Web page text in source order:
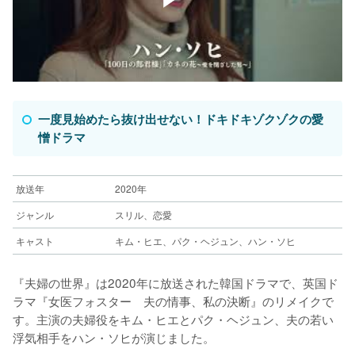
一度見始めたら抜け出せない！ドキドキゾクゾクの愛
憎ドラマ
放送年
2020年
ジャンル
スリル、恋愛
キャスト
キム・ヒエ、パク・ヘジュン、ハン・ソヒ
『夫婦の世界』は2020年に放送された韓国ドラマで、英国ド
ラマ『女医フォスター　夫の情事、私の決断』のリメイクで
す。主演の夫婦役をキム・ヒエとパク・ヘジュン、夫の若い
浮気相手をハン・ソヒが演じました。